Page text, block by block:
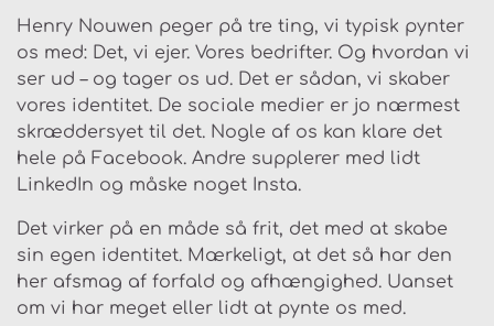
Henry Nouwen peger på tre ting, vi typisk pynter
os med: Det, vi ejer. Vores bedrifter. Og hvordan vi
ser ud – og tager os ud. Det er sådan, vi skaber
vores identitet. De sociale medier er jo nærmest
skræddersyet til det. Nogle af os kan klare det
hele på Facebook. Andre supplerer med lidt
LinkedIn og måske noget Insta.
Det virker på en måde så frit, det med at skabe
sin egen identitet. Mærkeligt, at det så har den
her afsmag af forfald og afhængighed. Uanset
om vi har meget eller lidt at pynte os med.